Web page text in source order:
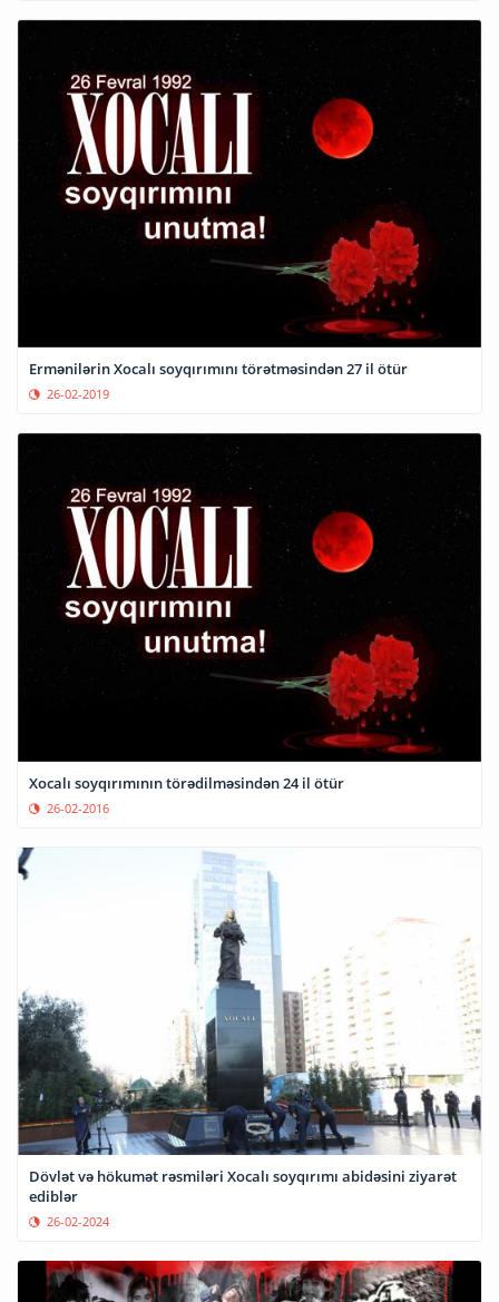
Ermənilərin Xocalı soyqırımını törətməsindən 27 il ötür
26-02-2019
Xocalı soyqırımının törədilməsindən 24 il ötür
26-02-2016
Dövlət və hökumət rəsmiləri Xocalı soyqırımı abidəsini ziyarət
ediblər
26-02-2024